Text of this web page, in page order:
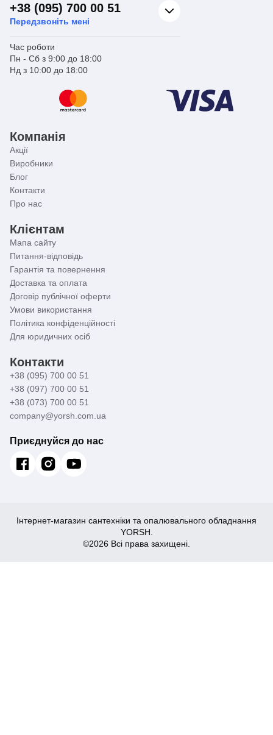
+38 (095) 700 00 51
Передзвоніть мені
Час роботи
Пн - Сб з 9:00 до 18:00
Нд з 10:00 до 18:00
Компанія
Акції
Виробники
Блог
Контакти
Про нас
Клієнтам
Мапа сайту
Питання-відповідь
Гарантія та повернення
Доставка та оплата
Договір публічної оферти
Умови використання
Політика конфіденційності
Для юридичних осіб
Контакти
+38 (095) 700 00 51
+38 (097) 700 00 51
+38 (073) 700 00 51
company@yorsh.com.ua
Приєднуйся до нас
Інтернет-магазин сантехніки та опалювального обладнання
YORSH.
©2026 Всі права захищені.